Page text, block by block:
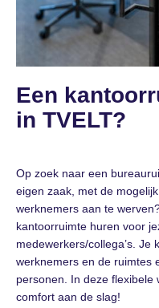
Een
in TVELT?
Op zoek naar een
eigen zaak, met de
werknemers aan te
kantoorruimte huren voor
medewerkers/collega’s. Je
werknemers en de ruimtes
personen. In deze flexibele
comfort aan de slag!